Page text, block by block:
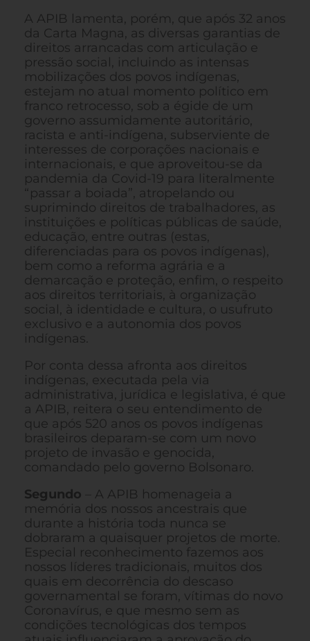
A APIB lamenta, porém, que após 32 anos
da Carta Magna, as diversas garantias de
direitos arrancadas com articulação e
pressão social, incluindo as intensas
mobilizações dos povos indígenas,
estejam no atual momento político em
franco retrocesso, sob a égide de um
governo assumidamente autoritário,
racista e anti-indígena, subserviente de
interesses de corporações nacionais e
internacionais, e que aproveitou-se da
pandemia da Covid-19 para literalmente
“passar a boiada”, atropelando ou
suprimindo direitos de trabalhadores, as
instituições e políticas públicas de saúde,
educação, entre outras (estas,
diferenciadas para os povos indígenas),
bem como a reforma agrária e a
demarcação e proteção, enfim, o respeito
aos direitos territoriais, à organização
social, à identidade e cultura, o usufruto
exclusivo e a autonomia dos povos
indígenas.
Por conta dessa afronta aos direitos
indígenas, executada pela via
administrativa, jurídica e legislativa, é que
a APIB, reitera o seu entendimento de
que após 520 anos os povos indígenas
brasileiros deparam-se com um novo
projeto de invasão e genocida,
comandado pelo governo Bolsonaro.
Segundo – A APIB homenageia a
memória dos nossos ancestrais que
durante a história toda nunca se
dobraram a quaisquer projetos de morte.
Especial reconhecimento fazemos aos
nossos líderes tradicionais, muitos dos
quais em decorrência do descaso
governamental se foram, vítimas do novo
Coronavírus, e que mesmo sem as
condições tecnológicas dos tempos